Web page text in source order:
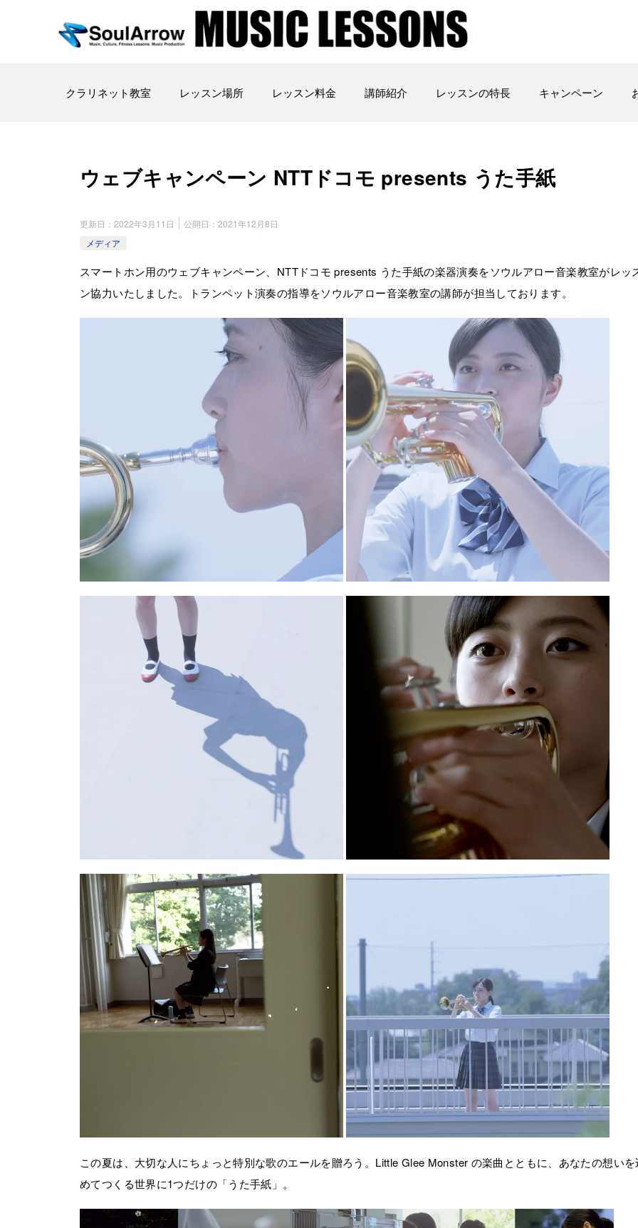
クラリネット教室 レッスン場所 レッスン料金 講師紹介 レッスンの特長 キャンペーン
ウェブキャンペーン NTTドコモ presents うた手紙
更新日： 2022年3月11日 公開日： 2021年12月8日
メディア
スマートホン用のウェブキャンペーン、NTTドコモ presents うた手紙の楽器演奏をソウルアロー音楽教室がレッ
ン協力いたしました。トランペット演奏の指導をソウルアロー音楽教室の講師が担当しております。
この夏は、大切な人にちょっと特別な歌のエールを贈ろう。Little Glee Monster の楽曲とともに、あなたの想いを
めてつくる世界に1つだけの「うた手紙」。